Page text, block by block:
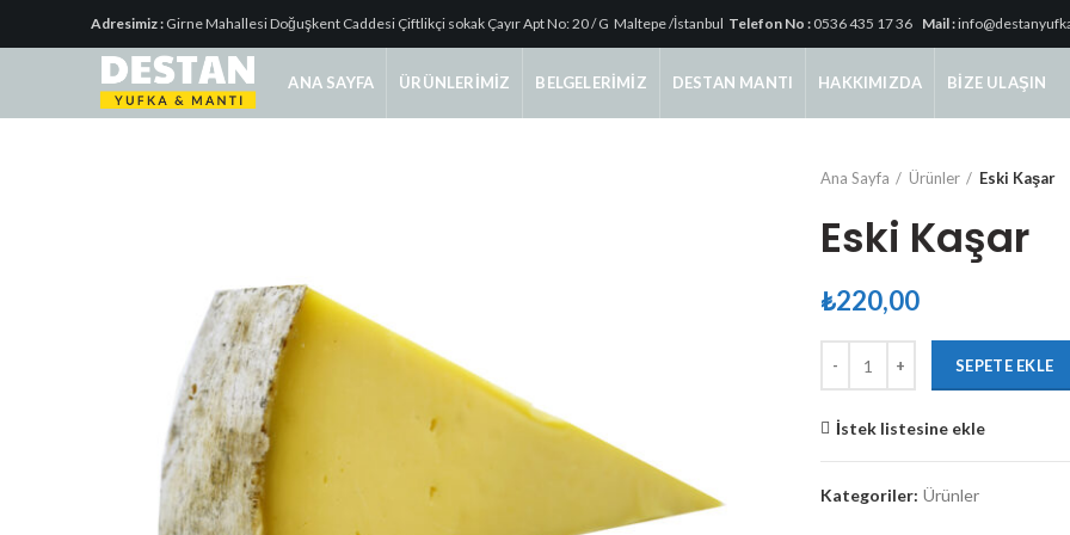
Adresimiz : Girne Mahallesi Doğuşkent Caddesi Çiftlikçi sokak Çayır Apt No: 20 / G Maltepe /İstanbul Telefon No : 0536 435 17 36 Mail :
ANA SAYFA ÜRÜNLERIMIZ BELGELERIMIZ DESTAN MANTI HAKKIMIZDA BIZE ULAŞIN
Ana Sayfa Ürünler Eski Kaşar
Eski Kaşar
₺220,00
SEPETE EKLE
İstek listesine ekle
Kategoriler: Ürünler